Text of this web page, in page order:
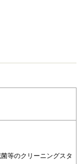
等のクリーニングスタ